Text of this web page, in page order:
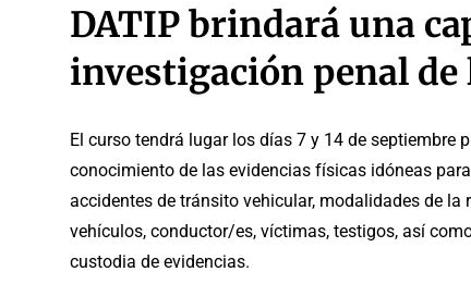
DATIP brindará una
investigación penal
El curso tendrá lugar los días 7 y 14 de septiembre
conocimiento de las evidencias físicas idóneas
accidentes de tránsito vehicular, modalidades de
vehículos, conductor/es, víctimas, testigos, así
custodia de evidencias.